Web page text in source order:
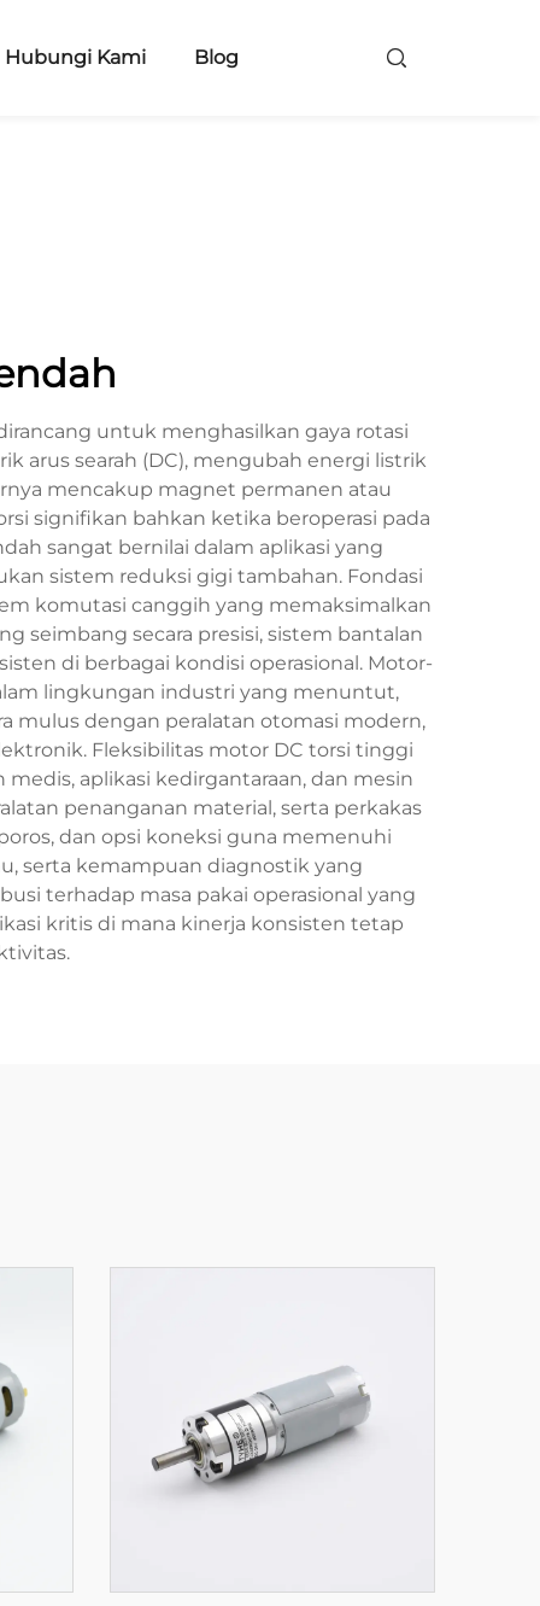
Hubungi Kami Blog
untuk menghasilkan gaya rotasi
arus searah (DC), mengubah energi listrik
mencakup magnet permanen atau
signifikan bahkan ketika beroperasi pada
sangat bernilai dalam aplikasi yang
sistem reduksi gigi tambahan. Fondasi
komutasi canggih yang memaksimalkan
seimbang secara presisi, sistem bantalan
di berbagai kondisi operasional. Motor-
lingkungan industri yang menuntut,
mulus dengan peralatan otomasi modern,
Fleksibilitas motor DC torsi tinggi
aplikasi kedirgantaraan, dan mesin
penanganan material, serta perkakas
dan opsi koneksi guna memenuhi
serta kemampuan diagnostik yang
terhadap masa pakai operasional yang
kritis di mana kinerja konsisten tetap